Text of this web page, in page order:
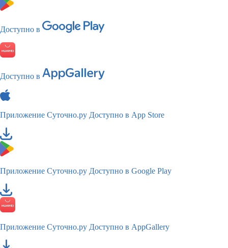
Доступно в
Доступно в
Приложение Суточно.ру Доступно в App Store
Приложение Суточно.ру Доступно в Google Play
Приложение Суточно.ру Доступно в AppGallery